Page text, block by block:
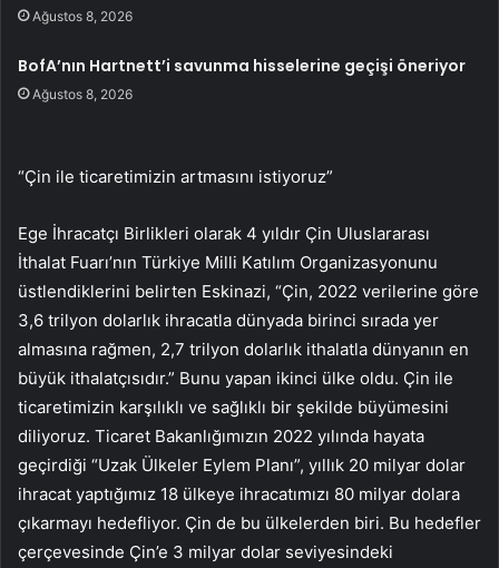
Ağustos 8, 2026
BofA’nın Hartnett’i savunma hisselerine geçişi öneriyor
Ağustos 8, 2026
“Çin ile ticaretimizin artmasını istiyoruz”
Ege İhracatçı Birlikleri olarak 4 yıldır Çin Uluslararası
İthalat Fuarı’nın Türkiye Milli Katılım Organizasyonunu
üstlendiklerini belirten Eskinazi, “Çin, 2022 verilerine göre
3,6 trilyon dolarlık ihracatla dünyada birinci sırada yer
almasına rağmen, 2,7 trilyon dolarlık ithalatla dünyanın en
büyük ithalatçısıdır.” Bunu yapan ikinci ülke oldu. Çin ile
ticaretimizin karşılıklı ve sağlıklı bir şekilde büyümesini
diliyoruz. Ticaret Bakanlığımızın 2022 yılında hayata
geçirdiği “Uzak Ülkeler Eylem Planı”, yıllık 20 milyar dolar
ihracat yaptığımız 18 ülkeye ihracatımızı 80 milyar dolara
çıkarmayı hedefliyor. Çin de bu ülkelerden biri. Bu hedefler
çerçevesinde Çin’e 3 milyar dolar seviyesindeki